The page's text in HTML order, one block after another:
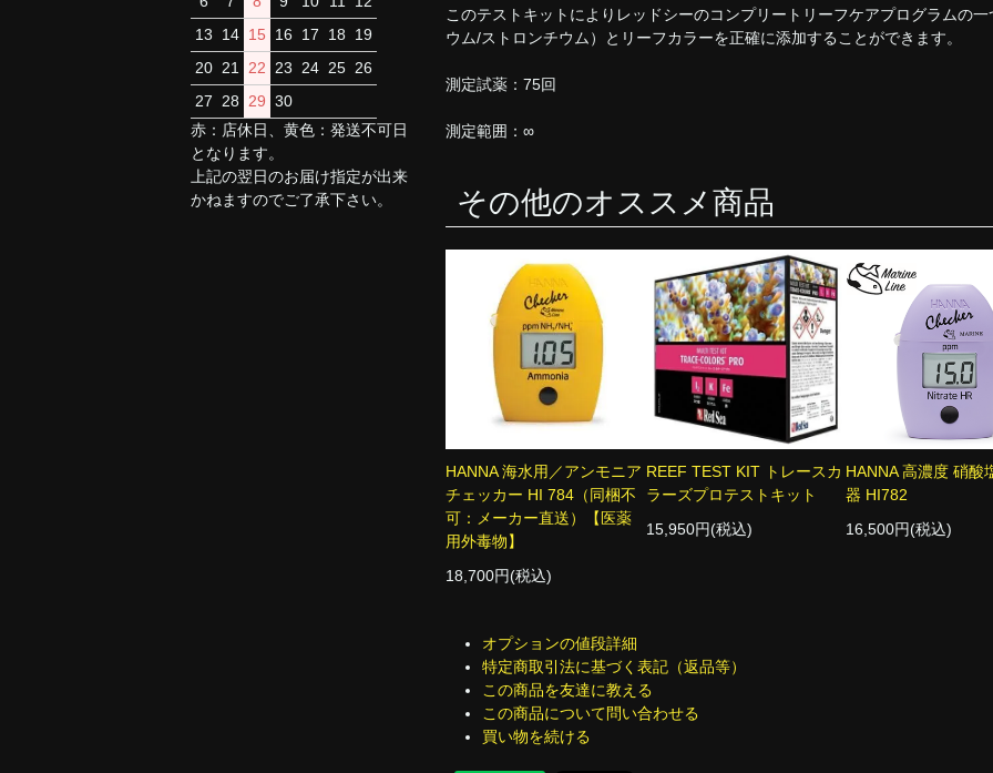
このテストキットによりレッドシーのコンプリートリーフケアプログラムの
ウム/ストロンチウム）とリーフカラーを正確に添加することができます。
測定試薬：75回
測定範囲：∞
その他のオススメ商品
HANNA 海水用／アンモニア
チェッカー HI 784（同梱不
可：メーカー直送）【医薬
用外毒物】
18,700円(税込)
REEF TEST KIT トレースカ
ラーズプロテストキット
15,950円(税込)
HANNA 高濃度 硝酸
器 HI782
16,500円(税込)
オプションの値段詳細
特定商取引法に基づく表記（返品等）
この商品を友達に教える
この商品について問い合わせる
買い物を続ける
13
14 15 16 17 18
19
20 21 22 23 24 25 26
27
28 29 30
赤：店休日、黄色：発送不可日
となります。
上記の翌日のお届け指定が出来
かねますのでご了承下さい。